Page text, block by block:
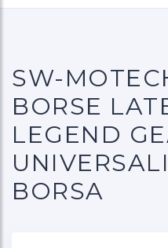
SW-
BORSE
LEGEND
BORSA